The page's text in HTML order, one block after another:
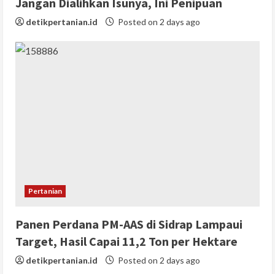
detikpertanian.id Posted on 2 days ago
Pertanian
Panen Perdana PM-AAS di Sidrap Lampaui
Target, Hasil Capai 11,2 Ton per Hektare
detikpertanian.id Posted on 2 days ago